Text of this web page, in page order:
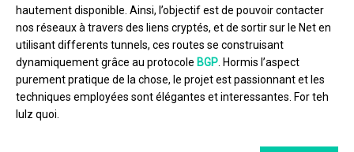
hautement disponible. Ainsi, l’objectif est de pouvoir contacter
nos réseaux à travers des liens cryptés, et de sortir sur le Net en
utilisant differents tunnels, ces routes se construisant
dynamiquement grâce au protocole BGP . Hormis l’aspect
purement pratique de la chose, le projet est passionnant et les
techniques employées sont élégantes et interessantes. For teh
lulz quoi.